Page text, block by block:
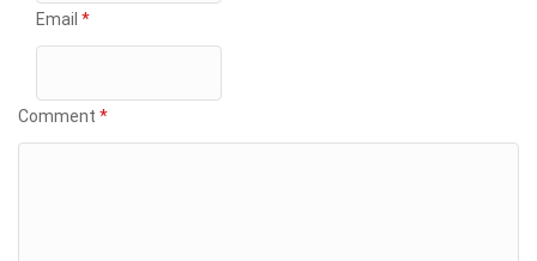
Email *
Comment *